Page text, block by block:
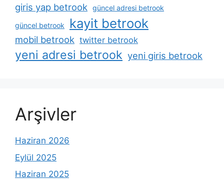
giris yap betrook güncel adresi betrook
güncel betrook kayit betrook
mobil betrook twitter betrook
yeni adresi betrook yeni giris betrook
Arşivler
Haziran 2026
Eylül 2025
Haziran 2025